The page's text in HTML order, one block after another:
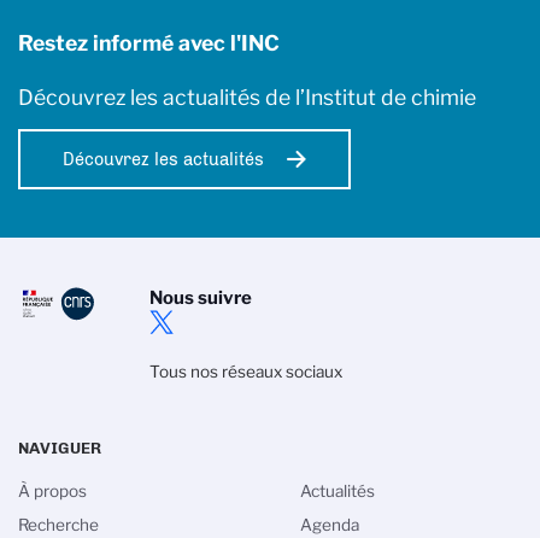
Restez informé avec l'INC
Découvrez les actualités de l’Institut de chimie
Découvrez les actualités
Nous suivre
Tous nos réseaux sociaux
NAVIGUER
À propos
Recherche
Actualités
Agenda